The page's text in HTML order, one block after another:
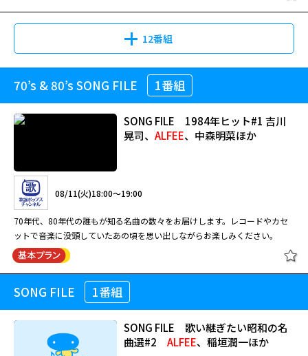
12番組
70’s & 80’s SONG FILE 1番組
SONG FILE 1984年ヒット#1 吉川
晃司、 ALFEE、中森明菜ほか
08/11(火)18:00～19:00
70年代、80年代の誰もが知る名曲の数々をお届けします。レコードやカセ
ットで音楽に没頭していたあの頃を思い出しながらお楽しみください。
SONG FILE 1番組
SONG FILE 歌い継ぎたい昭和の名
曲選#2 ALFEE、稲垣潤一ほか